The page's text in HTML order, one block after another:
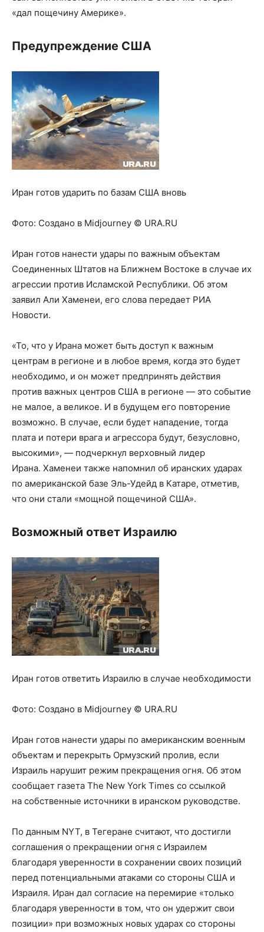
«дал пощечину Америке».
Предупреждение США
Иран готов ударить по базам США вновь
Фото: Создано в Midjourney © URA.RU
Иран готов нанести удары по важным объектам
Соединенных Штатов на Ближнем Востоке в случае их
агрессии против Исламской Республики. Об этом
заявил Али Хаменеи, его слова передает РИА
Новости.
«То, что у Ирана может быть доступ к важным
центрам в регионе и в любое время, когда это будет
необходимо, и он может предпринять действия
против важных центров США в регионе — это событие
не малое, а великое. И в будущем его повторение
возможно. В случае, если будет нападение, тогда
плата и потери врага и агрессора будут, безусловно,
высокими», — подчеркнул верховный лидер
Ирана. Хаменеи также напомнил об иранских ударах
по американской базе Эль-Удейд в Катаре, отметив,
что они стали «мощной пощечиной США».
Возможный ответ Израилю
Иран готов ответить Израилю в случае необходимости
Фото: Создано в Midjourney © URA.RU
Иран готов нанести удары по американским военным
объектам и перекрыть Ормузский пролив, если
Израиль нарушит режим прекращения огня. Об этом
сообщает газета The New York Times со ссылкой
на собственные источники в иранском руководстве.
По данным NYT, в Тегеране считают, что достигли
соглашения о прекращении огня с Израилем
благодаря уверенности в сохранении своих позиций
перед потенциальными атаками со стороны США и
Израиля. Иран дал согласие на перемирие «только
благодаря уверенности в том, что он удержит свои
позиции» при возможных новых ударах со стороны